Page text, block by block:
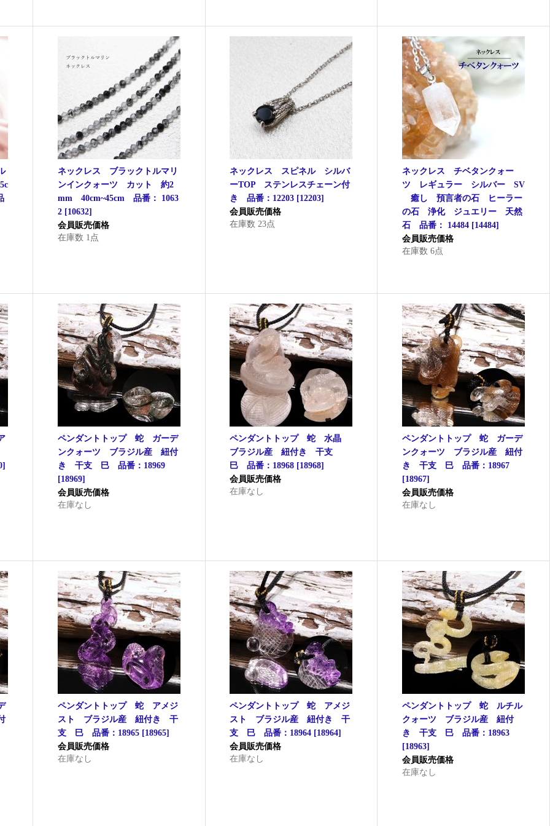
ネックレス ブラックトルマリ
ンインクォーツ カット 約2
mm 40cm~45cm 品番： 1063
2 [10632]
会員販売価格
在庫数 1点
ネックレス スピネル シルバ
ーTOP ステンレスチェーン付
き 品番：12203 [12203]
会員販売価格
在庫数 23点
ネックレス チベタンクォー
ツ レギュラー シルバー SV
癒し 預言者の石 ヒーラー
の石 浄化 ジュエリー 天然
石 品番： 14484 [14484]
会員販売価格
在庫数 6点
]
ペンダントトップ 蛇 ガーデ
ンクォーツ ブラジル産 紐付
き 干支 巳 品番：18969
[18969]
会員販売価格
在庫なし
ペンダントトップ 蛇 水晶
ブラジル産 紐付き 干支
巳 品番：18968 [18968]
会員販売価格
在庫なし
ペンダントトップ 蛇 ガーデ
ンクォーツ ブラジル産 紐付
き 干支 巳 品番：18967
[18967]
会員販売価格
在庫なし
ペンダントトップ 蛇 アメジ
スト ブラジル産 紐付き 干
支 巳 品番：18965 [18965]
会員販売価格
在庫なし
ペンダントトップ 蛇 アメジ
スト ブラジル産 紐付き 干
支 巳 品番：18964 [18964]
会員販売価格
在庫なし
ペンダントトップ 蛇 ルチル
クォーツ ブラジル産 紐付
き 干支 巳 品番：18963
[18963]
会員販売価格
在庫なし